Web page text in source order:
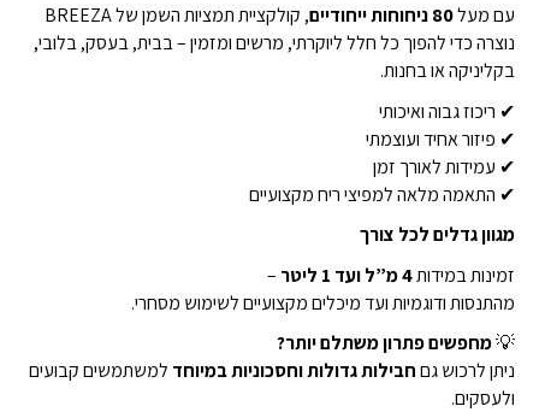
עם מעל80 ניחוחות ייחודיים
, קולקציית תמציות השמן של BREEZA
נוצרה כדי להפוך כל חלל ליוקרתי, מרשים ומזמין – בבית, בעסק, בלובי,
בקליניקה או בחנות.
✔ ריכוז גבוה ואיכותי
✔ פיזור אחיד ועוצמתי
✔ עמידות לאורך זמן
✔ התאמה מלאה למפיצי ריח מקצועיים
מגוון גדלים לכל צורך
זמינות במידות4 מ”ל ועד 1 ליטר
–
מהתנסות ודוגמיות ועד מיכלים מקצועיים לשימוש מסחרי.
💡מחפשים פתרון משתלם יותר?
ניתן לרכוש גםחבילות גדולות וחסכוניות במיוחד למשתמשים קבועים
ולעסקים.